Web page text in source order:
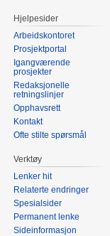
Hjelpesider
Arbeidskontoret
Prosjektportal
Igangværende
prosjekter
Redaksjonelle
retningslinjer
Opphavsrett
Kontakt
Ofte stilte spørsmål
Verktøy
Lenker hit
Relaterte endringer
Spesialsider
Permanent lenke
Sideinformasjon